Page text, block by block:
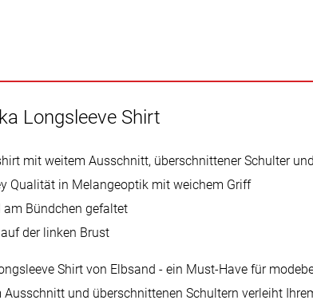
Longsleeve Shirt
mit weitem Ausschnitt, überschnittener Schulter
Qualität in Melangeoptik mit weichem Griff
Bündchen gefaltet
der linken Brust
Shirt von Elbsand - ein Must-Have für
und überschnittenen Schultern verleiht